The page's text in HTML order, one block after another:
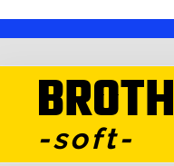
-soft-